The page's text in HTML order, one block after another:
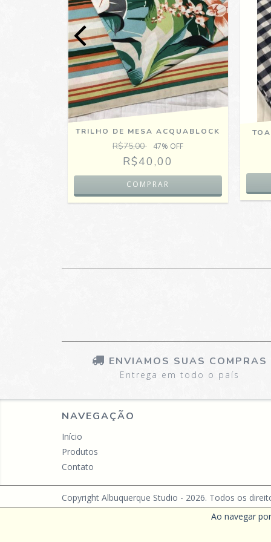
Ao navegar
TRILHO DE MESA ACQUABLOCK
R$75,00 47% OFF
R$40,00
ENVIAMOS SUAS COMPRAS
Entrega em todo o país
NAVEGAÇÃO
Início
Produtos
Contato
Copyright Albuquerque Studio - 2026. Todos os